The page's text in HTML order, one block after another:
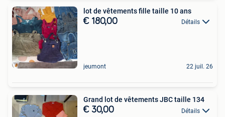
lot de vêtements fille taille 10 ans
€ 180,00 Détails
jeumont 22 juil. 26
Grand lot de vêtements JBC taille 134
€ 30,00 Détails